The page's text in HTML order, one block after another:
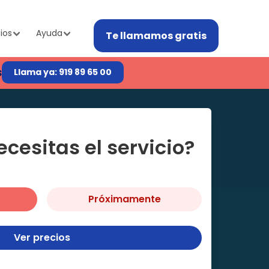
Ayuda Te llamamos gratis
Llama ya: 919 89 65 00
el servicio?
Próximamente
Ver precios